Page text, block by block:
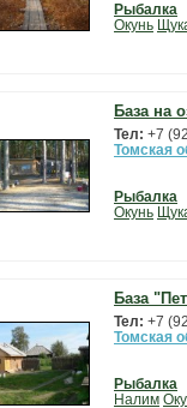
Рыбалка
Окунь
База на
Тел: +7
Томская
Рыбалка
Окунь
База
Тел: +7
Томская
Рыбалка
Налим